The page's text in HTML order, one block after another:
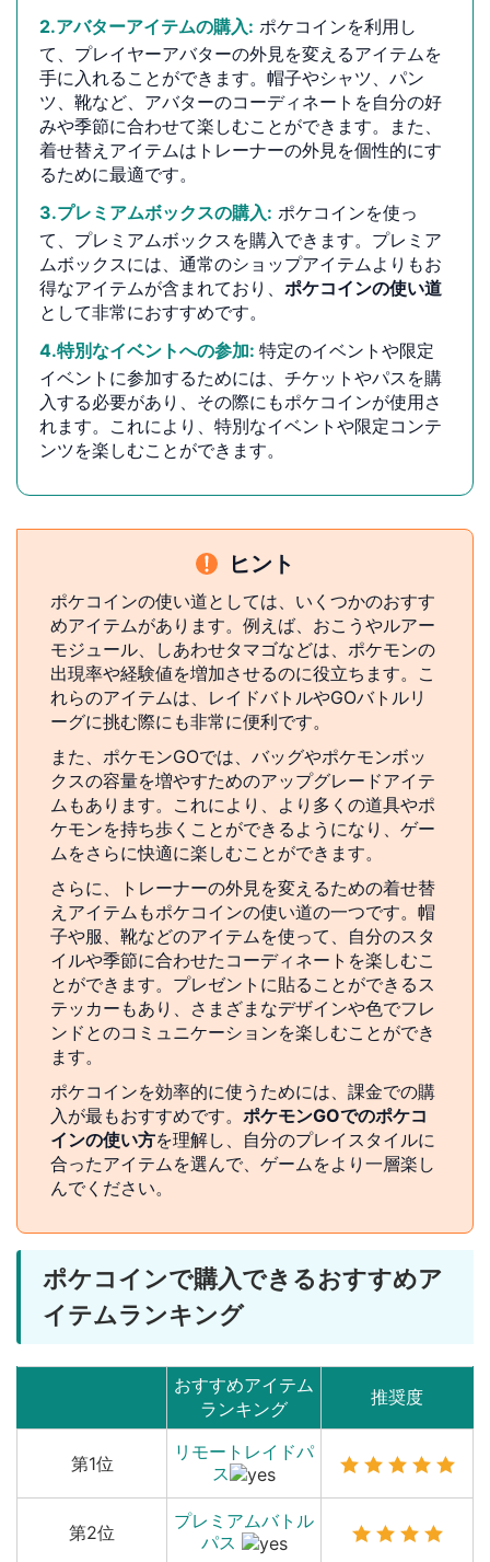
2.アバターアイテムの購入: ポケコインを利用し
て、プレイヤーアバターの外見を変えるアイテムを
手に入れることができます。帽子やシャツ、パン
ツ、靴など、アバターのコーディネートを自分の好
みや季節に合わせて楽しむことができます。また、
着せ替えアイテムはトレーナーの外見を個性的にす
るために最適です。
3.プレミアムボックスの購入: ポケコインを使っ
て、プレミアムボックスを購入できます。プレミア
ムボックスには、通常のショップアイテムよりもお
得なアイテムが含まれており、 ポケコインの使い道
として非常におすすめです。
4.特別なイベントへの参加: 特定のイベントや限定
イベントに参加するためには、チケットやパスを購
入する必要があり、その際にもポケコインが使用さ
れます。これにより、特別なイベントや限定コンテ
ンツを楽しむことができます。
ヒント
ポケコインの使い道としては、いくつかのおすす
めアイテムがあります。例えば、おこうやルアー
モジュール、しあわせタマゴなどは、ポケモンの
出現率や経験値を増加させるのに役立ちます。こ
れらのアイテムは、レイドバトルやGOバトルリ
ーグに挑む際にも非常に便利です。
また、ポケモンGOでは、バッグやポケモンボッ
クスの容量を増やすためのアップグレードアイテ
ムもあります。これにより、より多くの道具やポ
ケモンを持ち歩くことができるようになり、ゲー
ムをさらに快適に楽しむことができます。
さらに、トレーナーの外見を変えるための着せ替
えアイテムもポケコインの使い道の一つです。帽
子や服、靴などのアイテムを使って、自分のスタ
イルや季節に合わせたコーディネートを楽しむこ
とができます。プレゼントに貼ることができるス
テッカーもあり、さまざまなデザインや色でフレ
ンドとのコミュニケーションを楽しむことができ
ます。
ポケコインを効率的に使うためには、課金での購
入が最もおすすめです。 ポケモンGOでのポケコ
インの使い方を理解し、自分のプレイスタイルに
合ったアイテムを選んで、ゲームをより一層楽し
んでください。
ポケコインで購入できるおすすめア
イテムランキング
おすすめアイテム
ランキング
推奨度
第1位
リモートレイドパ
ス
第2位
プレミアムバトル
パス